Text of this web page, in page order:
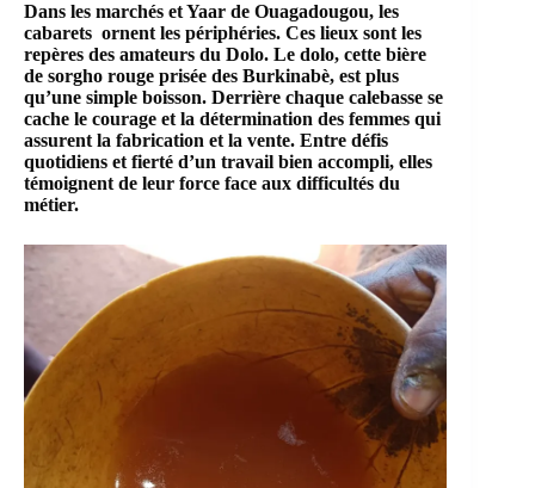
Dans les marchés et Yaar de Ouagadougou, les
cabarets ornent les périphéries. Ces lieux sont les
repères des amateurs du Dolo. Le dolo, cette bière
de sorgho rouge prisée des Burkinabè, est plus
qu’une simple boisson. Derrière chaque calebasse se
cache le courage et la détermination des femmes qui
assurent la fabrication et la vente. Entre défis
quotidiens et fierté d’un travail bien accompli, elles
témoignent de leur force face aux difficultés du
métier.